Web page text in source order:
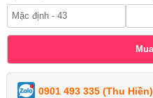
0901 493 335 (Thu Hiền)